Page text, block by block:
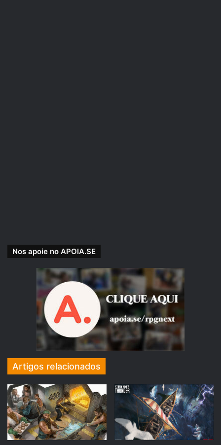
Boletim Informativo RPG Next
https://bit.ly/boletim-informativo-rpg-next
Nos apoie no APOIA.SE
Artigos relacionados